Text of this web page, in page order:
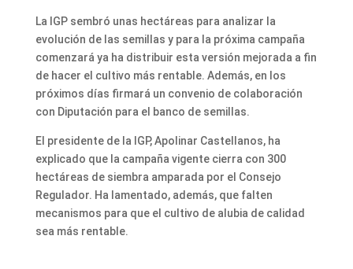
La IGP sembró unas hectáreas para analizar la
evolución de las semillas y para la próxima campaña
comenzará ya ha distribuir esta versión mejorada a fin
de hacer el cultivo más rentable. Además, en los
próximos días firmará un convenio de colaboración
con Diputación para el banco de semillas.
El presidente de la IGP, Apolinar Castellanos, ha
explicado que la campaña vigente cierra con 300
hectáreas de siembra amparada por el Consejo
Regulador. Ha lamentado, además, que falten
mecanismos para que el cultivo de alubia de calidad
sea más rentable.